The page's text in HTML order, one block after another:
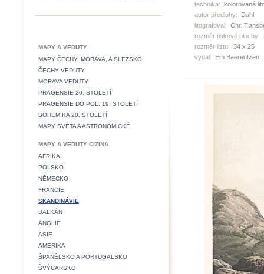
MAPY A VEDUTY
MAPY ČECHY, MORAVA, A SLEZSKO
ČECHY VEDUTY
MORAVA VEDUTY
PRAGENSIE 20. STOLETÍ
PRAGENSIE DO POL. 19. STOLETÍ
BOHEMIKA 20. STOLETÍ
MAPY SVĚTA A ASTRONOMICKÉ
MAPY A VEDUTY CIZINA
AFRIKA
POLSKO
NĚMECKO
FRANCIE
SKANDINÁVIE
BALKÁN
ANGLIE
ASIE
AMERIKA
ŠPANĚLSKO A PORTUGALSKO
ŠVÝCARSKO
technika: kolorovaná
autor předlohy:
Dahl
litografoval: Chr.
rozměr tiskové plochy:
rozměr listu: 34 x 25
vydal:
Em Baerentzen